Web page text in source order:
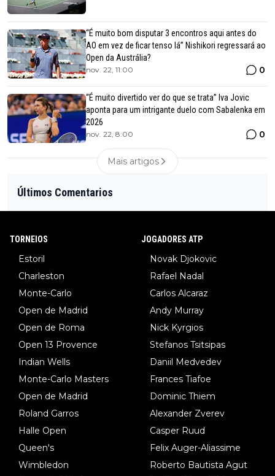
“É muito bom disputar 3 encontros aqui antes do
AO em vez de ficar tenso lá” Nishikori regressará ao
Open da Austrália?
nov. 22, 11:00 0
“É muito divertido ver do que se trata” Iva Jovic
aponta para um intrigante duelo com Sabalenka em
2026
nov. 22, 8:00 0
Mais artigos
Últimos Comentarios
TORNEIOS
Estoril
Charleston
Monte-Carlo
Open de Madrid
Open de Roma
Open 13 Provence
Indian Wells
Monte-Carlo Masters
Open de Madrid
Roland Garros
Halle Open
Queen's
Wimbledon
JOGADORES ATP
Novak Djokovic
Rafael Nadal
Carlos Alcaraz
Andy Murray
Nick Kyrgios
Stefanos Tsitsipas
Daniil Medvedev
Frances Tiafoe
Dominic Thiem
Alexander Zverev
Casper Ruud
Felix Auger-Aliassime
Roberto Bautista Agut